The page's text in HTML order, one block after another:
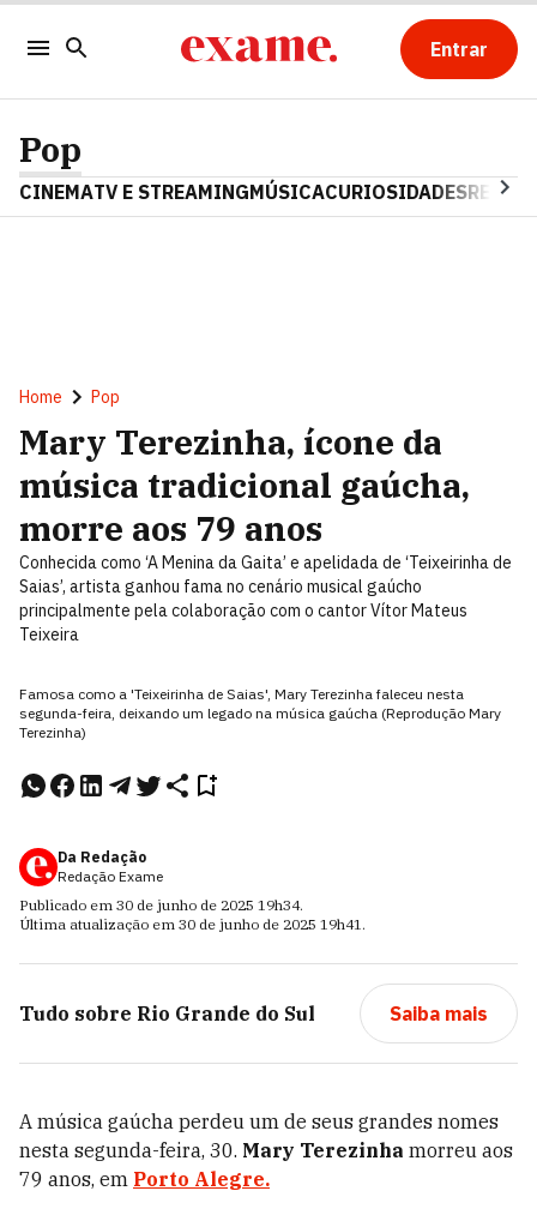
Entrar
Pop
CINEMATV E STREAMINGMÚSICACURIOSIDADES
Home Pop
Mary Terezinha, ícone da
música tradicional gaúcha,
morre aos 79 anos
Conhecida como ‘A Menina da Gaita’ e apelidada de ‘Teixeirinha de
Saias’, artista ganhou fama no cenário musical gaúcho
principalmente pela colaboração com o cantor Vítor Mateus
Teixeira
Famosa como a 'Teixeirinha de Saias', Mary Terezinha faleceu nesta
segunda-feira, deixando um legado na música gaúcha (Reprodução Mary
Terezinha)
Da Redação
Redação Exame
Publicado em 30 de junho de 2025 19h34.
Última atualização em 30 de junho de 2025 19h41.
Tudo sobre Rio Grande do Sul Saiba mais
A música gaúcha perdeu um de seus grandes nomes
nesta segunda-feira, 30. Mary Terezinha morreu aos
79 anos, em Porto Alegre.